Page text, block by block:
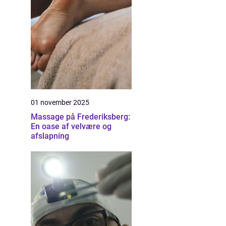
01 november 2025
Massage på Frederiksberg:
En oase af velvære og
afslapning